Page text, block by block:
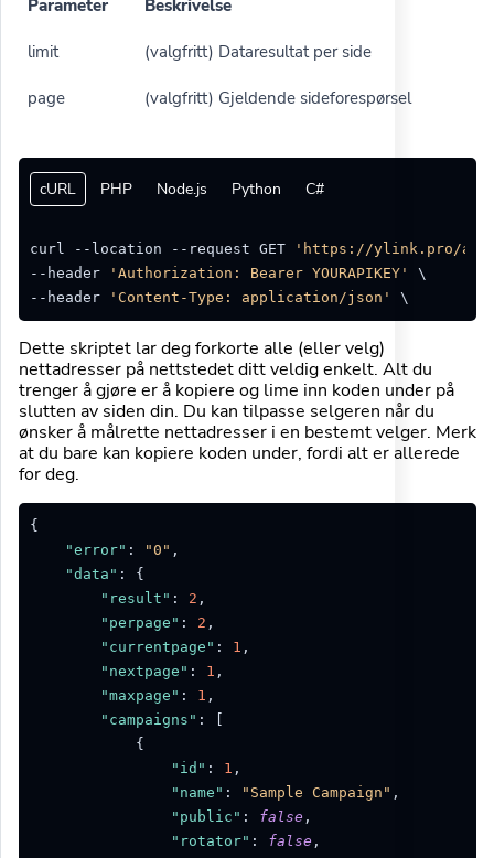
Parameter Beskrivelse
limit (valgfritt) Dataresultat per side
page (valgfritt) Gjeldende sideforespørsel
cURL PHP Node.js Python C#
curl --location --request GET
'https://ylink.pro/api/
--header
'Authorization: Bearer YOURAPIKEY'
\
--header
'Content-Type: application/json'
Dette skriptet lar deg forkorte alle (eller velg)
nettadresser på nettstedet ditt veldig enkelt. Alt du
trenger å gjøre er å kopiere og lime inn koden under på
slutten av siden din. Du kan tilpasse selgeren når du
ønsker å målrette nettadresser i en bestemt velger. Merk
at du bare kan kopiere koden under, fordi alt er allerede
for deg.
{
"error" : "0" ,
"data" :
{
"result" : 2 ,
"perpage" : 2 ,
"currentpage" : 1 ,
"nextpage" : 1 ,
"maxpage" : 1 ,
"campaigns" :
{
"id" : 1 ,
"name" : "Sample Campaign" ,
"public" : false ,
"rotator" : false ,